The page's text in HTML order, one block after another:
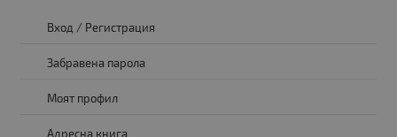
драскотини по корпуса. Възможни са петна по екрана. Т..
Вход / Регистрация
Забравена парола
Моят профил
Адресна книга